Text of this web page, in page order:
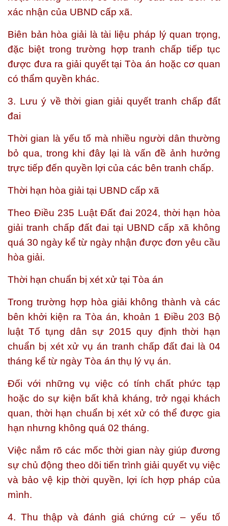
xác nhận của UBND cấp xã.
Biên bản hòa giải là tài liệu pháp lý quan trọng,
đặc biệt trong trường hợp tranh chấp tiếp tục
được đưa ra giải quyết tại Tòa án hoặc cơ quan
có thẩm quyền khác.
3. Lưu ý về thời gian giải quyết tranh chấp đất
đai
Thời gian là yếu tố mà nhiều người dân thường
bỏ qua, trong khi đây lại là vấn đề ảnh hưởng
trực tiếp đến quyền lợi của các bên tranh chấp.
Thời hạn hòa giải tại UBND cấp xã
Theo Điều 235 Luật Đất đai 2024, thời hạn hòa
giải tranh chấp đất đai tại UBND cấp xã không
quá 30 ngày kể từ ngày nhận được đơn yêu cầu
hòa giải.
Thời hạn chuẩn bị xét xử tại Tòa án
Trong trường hợp hòa giải không thành và các
bên khởi kiện ra Tòa án, khoản 1 Điều 203 Bộ
luật Tố tụng dân sự 2015 quy định thời hạn
chuẩn bị xét xử vụ án tranh chấp đất đai là 04
tháng kể từ ngày Tòa án thụ lý vụ án.
Đối với những vụ việc có tính chất phức tạp
hoặc do sự kiện bất khả kháng, trở ngại khách
quan, thời hạn chuẩn bị xét xử có thể được gia
hạn nhưng không quá 02 tháng.
Việc nắm rõ các mốc thời gian này giúp đương
sự chủ động theo dõi tiến trình giải quyết vụ việc
và bảo vệ kịp thời quyền, lợi ích hợp pháp của
mình.
4. Thu thập và đánh giá chứng cứ – yếu tố